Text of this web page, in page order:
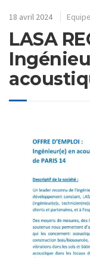
18 avril 2024 Equipe
LASA